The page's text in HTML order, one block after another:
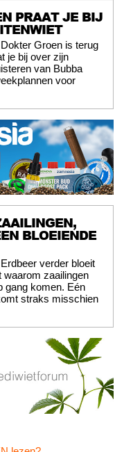
PRAAT JE BIJ
Groen is terug
je bij over zijn
van Bubba
voor
BLOEIENDE
verder bloeit
waarom zaailingen
gang komen. Eén
straks misschien